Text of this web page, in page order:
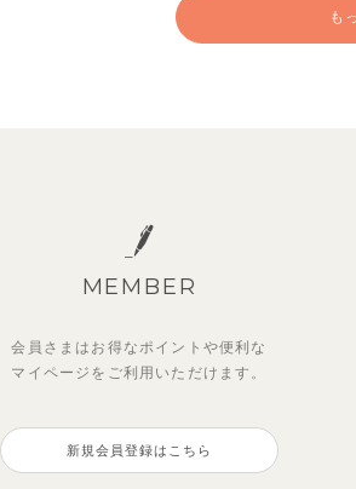
イントトップス＆パンツ
プス
も
MEMBER
会員さまはお得なポイントや便利な
マイページを ご利用いただけます。
新規会員登録はこちら